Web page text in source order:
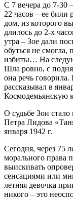
С 7 вечера до 7-30
22 часов – ее
дом, из которого
длилось до 2-х
утра – Зое дали
обуться не
избиты… На
Шла ровно, с
она речь
рассказывал в
Космодемьянскую
О судьбе Зои стало
Петра Лидова
января 1942 г.
Сегодня, через 75
морального права
выискивать
сенсациями или
летняя девочка
никого – это